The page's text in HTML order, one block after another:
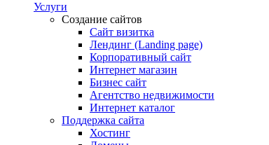
Услуги
Создание сайтов
Сайт визитка
Лендинг (Landing page)
Корпоративный сайт
Интернет магазин
Бизнес сайт
Агентство недвижимости
Интернет каталог
Поддержка сайта
Хостинг